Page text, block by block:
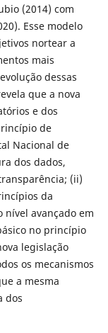
(2014) com
Esse modelo
nortear a
mais
dessas
que a nova
e dos
de
Nacional de
dos dados,
(ii)
da
nível avançado em
no princípio
legislação
os mecanismos
a mesma
dos